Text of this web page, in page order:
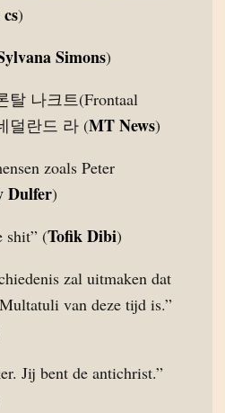
)
Simons)
탈 나크트(Frontaal
덜란드 라 (MT News)
zoals Peter
Dulfer)
shit” (Tofik Dibi)
zal uitmaken dat
van deze tijd is.”
Jij bent de antichrist.”